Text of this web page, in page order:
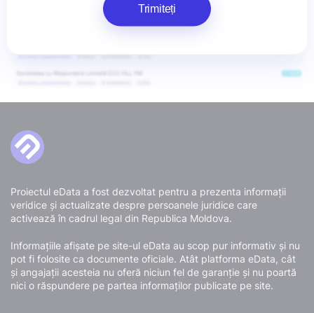
Trimiteți
Proiectul eData a fost dezvoltat pentru a prezenta informații
veridice și actualizate despre persoanele juridice care
activează în cadrul legal din Republica Moldova.
Informațiile afișate pe site-ul eData au scop pur informativ și nu
pot fi folosite ca documente oficiale. Atât platforma eData, cât
și angajații acesteia nu oferă niciun fel de garanție și nu poartă
nici o răspundere pe partea informaților publicate pe site.